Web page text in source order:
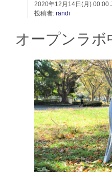
2020年12月14日(月) 00:00
投稿者: randi
オープンラボ